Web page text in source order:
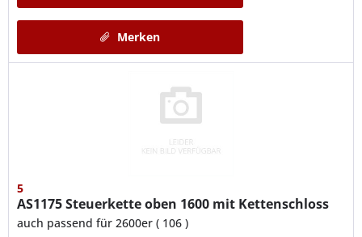
Merken
5
AS1175Steuerkette oben 1600 mit Kettenschloss
auch passend für 2600er ( 106 )